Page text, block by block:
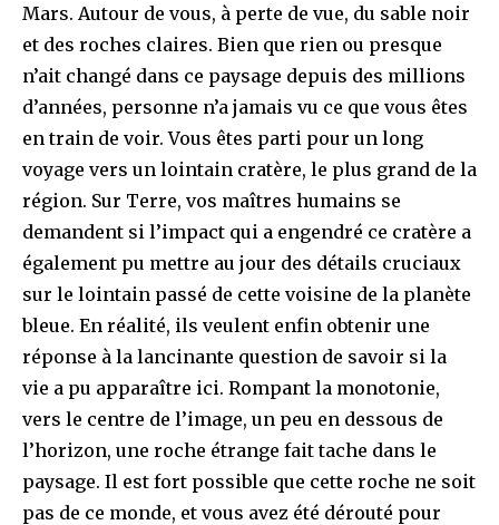
Mars. Autour de vous, à perte de vue, du sable noir
et des roches claires. Bien que rien ou presque
n’ait changé dans ce paysage depuis des millions
d’années, personne n’a jamais vu ce que vous êtes
en train de voir. Vous êtes parti pour un long
voyage vers un lointain cratère, le plus grand de la
région. Sur Terre, vos maîtres humains se
demandent si l’impact qui a engendré ce cratère a
également pu mettre au jour des détails cruciaux
sur le lointain passé de cette voisine de la planète
bleue. En réalité, ils veulent enfin obtenir une
réponse à la lancinante question de savoir si la
vie a pu apparaître ici. Rompant la monotonie,
vers le centre de l’image, un peu en dessous de
l’horizon, une roche étrange fait tache dans le
paysage. Il est fort possible que cette roche ne soit
pas de ce monde, et vous avez été dérouté pour